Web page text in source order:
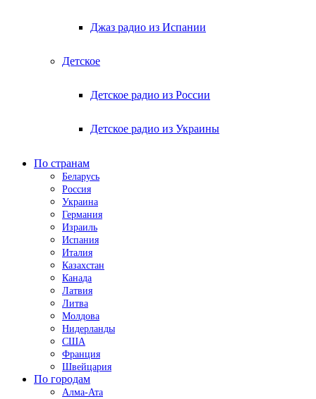
Джаз радио из Испании
Детское
Детское радио из России
Детское радио из Украины
По странам
Беларусь
Россия
Украина
Германия
Израиль
Испания
Италия
Казахстан
Канада
Латвия
Литва
Молдова
Нидерланды
США
Франция
Швейцария
По городам
Алма-Ата